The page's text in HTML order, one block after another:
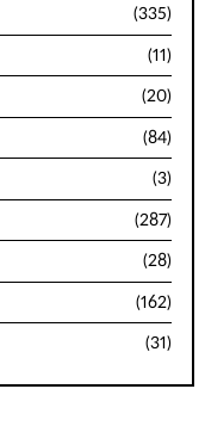
(335)
(11)
(20)
(84)
(3)
(287)
(28)
(162)
(31)